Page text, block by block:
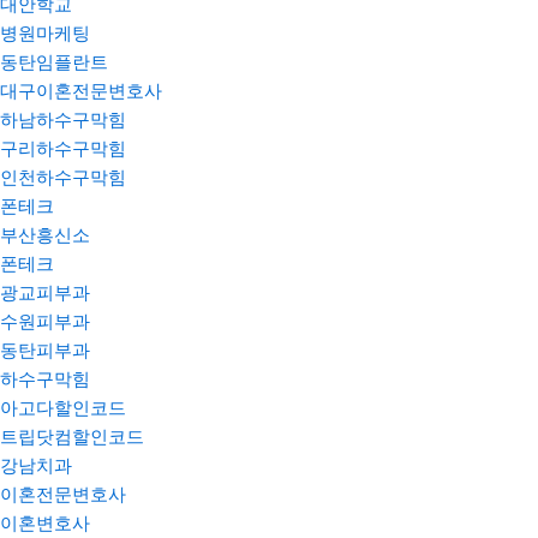
대안학교
병원마케팅
동탄임플란트
대구이혼전문변호사
하남하수구막힘
구리하수구막힘
인천하수구막힘
폰테크
부산흥신소
폰테크
광교피부과
수원피부과
동탄피부과
하수구막힘
아고다할인코드
트립닷컴할인코드
강남치과
이혼전문변호사
이혼변호사